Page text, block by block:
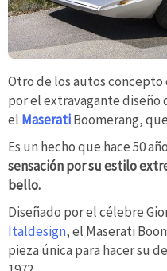
Otro de los autos concepto
por el extravagante diseño
el MaseratiBoomerang,
Es un hecho que hace 50
sensación por su estilo
bello.
Diseñado por el célebre
Italdesign, el Maserati
pieza única para hacer su